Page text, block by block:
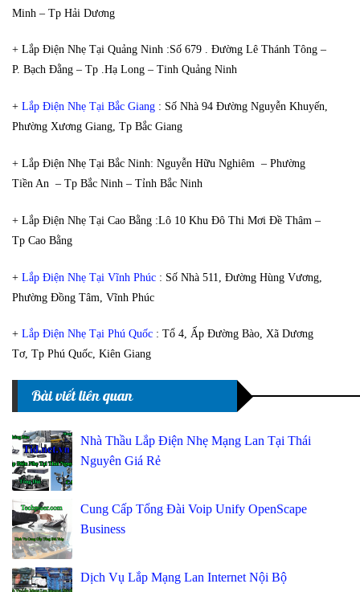
Minh – Tp Hải Dương
+ Lắp Điện Nhẹ Tại Quảng Ninh :Số 679 . Đường Lê Thánh Tông –
P. Bạch Đằng – Tp .Hạ Long – Tinh Quảng Ninh
+ Lắp Điện Nhẹ Tại Bắc Giang : Số Nhà 94 Đường Nguyễn Khuyến,
Phường Xương Giang, Tp Bắc Giang
+ Lắp Điện Nhẹ Tại Bắc Ninh: Nguyễn Hữu Nghiêm – Phường
Tiền An – Tp Bắc Ninh – Tỉnh Bắc Ninh
+ Lắp Điện Nhẹ Tại Cao Bằng :Lô 10 Khu Đô Thi Mơi Đề Thâm –
Tp Cao Bằng
+ Lắp Điện Nhẹ Tại Vĩnh Phúc : Số Nhà 511, Đường Hùng Vương,
Phường Đồng Tâm, Vĩnh Phúc
+ Lắp Điện Nhẹ Tại Phú Quốc : Tổ 4, Ấp Đường Bào, Xã Dương
Tơ, Tp Phú Quốc, Kiên Giang
Bài viết liên quan
Nhà Thầu Lắp Điện Nhẹ Mạng Lan Tại Thái
Nguyên Giá Rẻ
Cung Cấp Tổng Đài Voip Unify OpenScape
Business
Dịch Vụ Lắp Mạng Lan Internet Nội Bộ